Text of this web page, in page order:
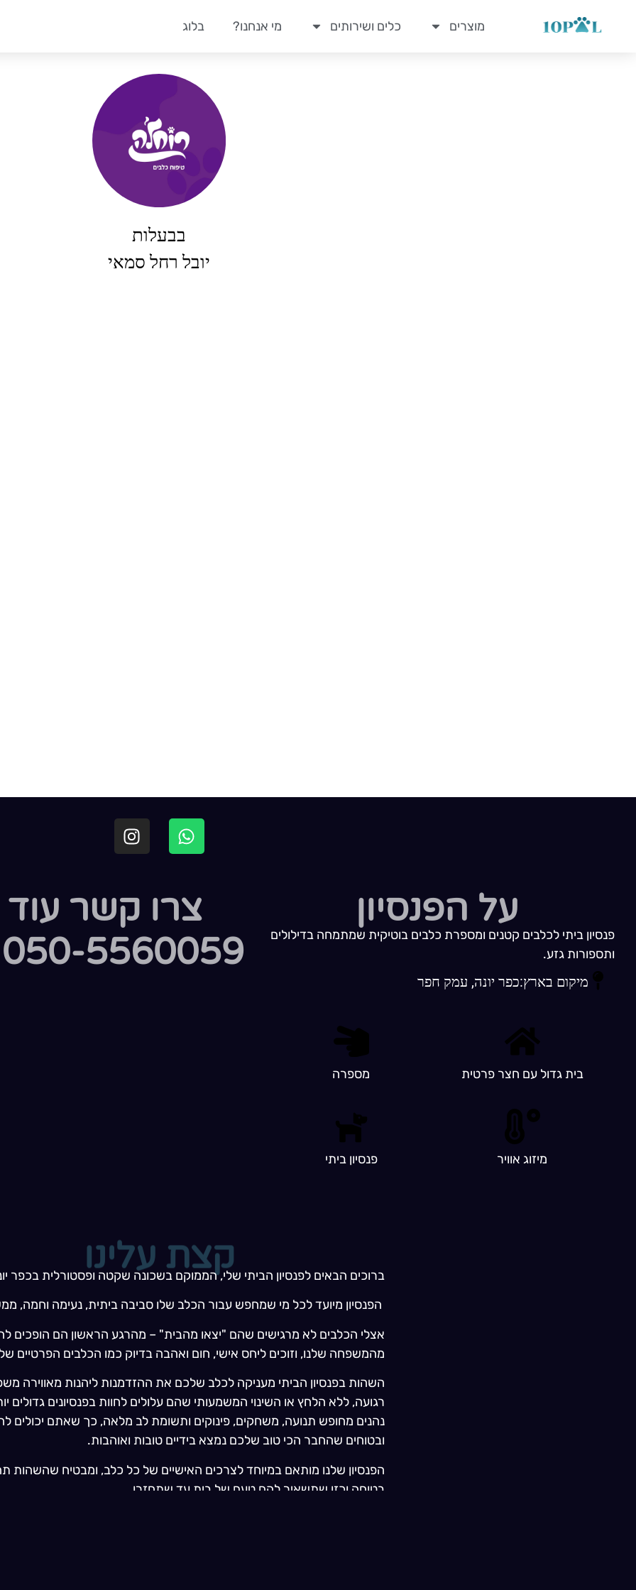
מוצרים
כלים ושירותים מי אנחנו? בלוג
בבעלות
יובל רחל סמאי
על הפנסיון
פנסיון ביתי לכלבים קטנים ומספרת כלבים בוטיקית שמתמחה בדילולים
ותספורות גזע.
מיקום בארץ:כפר יונה, עמק חפר
בית גדול עם חצר פרטית מספרה
מיזוג אוויר פנסיון ביתי
צרו קשר עוד
050-5560059
קצת עלינו
ברוכים הבאים לפנסיון הביתי שלי, הממוקם בשכונה שקטה ופסטורלית בכפר
הפנסיון מיועד לכל מי שמחפש עבור הכלב שלו סביבה ביתית, נעימה וחמה,
אצלי הכלבים לא מרגישים שהם "יצאו מהבית" – מהרגע הראשון הם הופכים
מהמשפחה שלנו, וזוכים ליחס אישי, חום ואהבה בדיוק כמו הכלבים הפרטיים
השהות בפנסיון הביתי מעניקה לכלב שלכם את ההזדמנות ליהנות מאווירה
רגועה, ללא הלחץ או השינוי המשמעותי שהם עלולים לחוות בפנסיונים גדולים
נהנים מחופש תנועה, משחקים, פינוקים ותשומת לב מלאה, כך שאתם יכולים
ובטוחים שהחבר הכי טוב שלכם נמצא בידיים טובות ואוהבות.
הפנסיון שלנו מותאם במיוחד לצרכים האישיים של כל כלב, ומבטיח שהשהות
בטוחה וכזו שתשאיר להם טעם של בית עד שתחזרו.